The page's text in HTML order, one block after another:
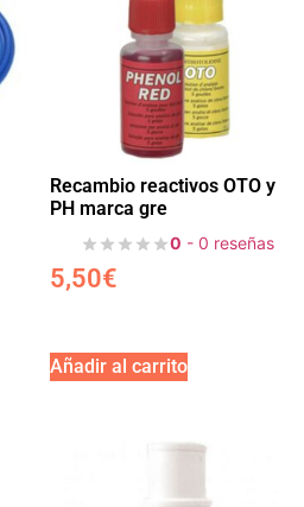
Recambio reactivos OTO y
PH marca gre
0 - 0 reseñas
5,50€
Añadir al carrito